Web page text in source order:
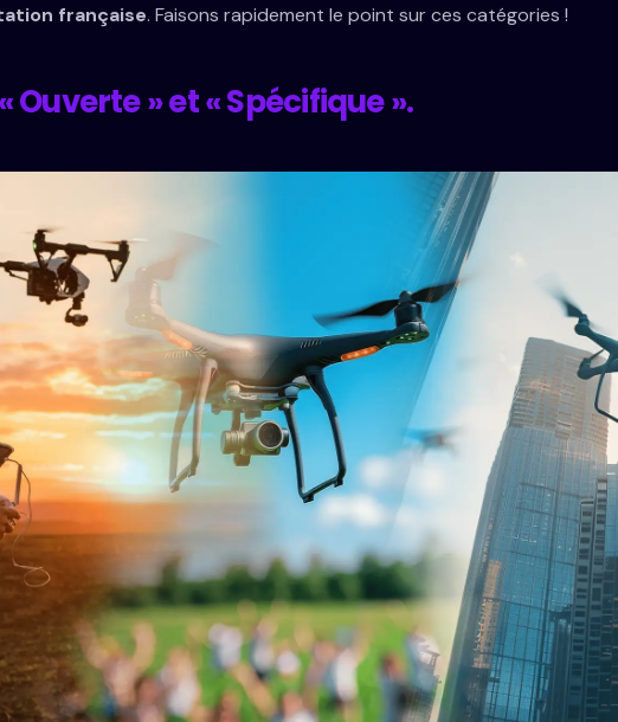
française. Faisons rapidement le point sur ces catégories !
« Ouverte » et « Spécifique ».